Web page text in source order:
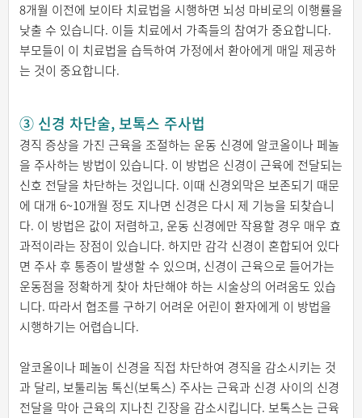
8개월 이전에 보이타 치료법을 시행하면 뇌성 마비로의 이행률을
낮출 수 있습니다. 이들 치료에서 가족들의 참여가 중요합니다.
부모들이 이 치료법을 습득하여 가정에서 환아에게 매일 제공하
는 것이 중요합니다.
③ 신경 차단술, 보톡스 주사법
경직 증상을 가진 근육을 조절하는 운동 신경에 알코올이나 페놀
을 주사하는 방법이 있습니다. 이 방법은 신경이 근육에 전달되는
신호 전달을 차단하는 것입니다. 이때 신경외막은 보존되기 때문
에 대개 6~10개월 정도 지나면 신경은 다시 제 기능을 되찾습니
다. 이 방법은 값이 저렴하고, 운동 신경에만 작용할 경우 매우 효
과적이라는 장점이 있습니다. 하지만 감각 신경이 혼합되어 있다
면 주사 후 통증이 발생할 수 있으며, 신경이 근육으로 들어가는
운동점을 정확하게 찾아 차단해야 하는 시술상의 어려움도 있습
니다. 따라서 협조를 구하기 어려운 어린이 환자에게 이 방법을
시행하기는 어렵습니다.
알코올이나 페놀이 신경을 직접 차단하여 경직을 감소시키는 것
과 달리, 보툴리눔 톡신(보톡스) 주사는 근육과 신경 사이의 신경
전달을 막아 근육의 지나친 긴장을 감소시킵니다. 보톡스는 근육